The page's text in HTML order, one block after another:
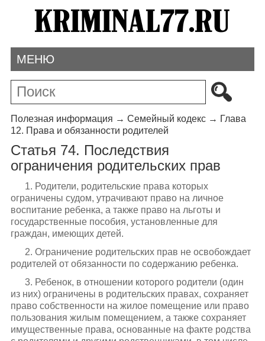
МЕНЮ
Полезная информация → Семейный кодекс→ Глава
12. Права и обязанности родителей
Статья 74. Последствия
ограничения родительских прав
1. Родители, родительские права которых
ограничены судом, утрачивают право на личное
воспитание ребенка, а также право на льготы и
государственные пособия, установленные для
граждан, имеющих детей.
2. Ограничение родительских прав не освобождает
родителей от обязанности по содержанию ребенка.
3. Ребенок, в отношении которого родители (один
из них) ограничены в родительских правах, сохраняет
право собственности на жилое помещение или право
пользования жилым помещением, а также сохраняет
имущественные права, основанные на факте родства